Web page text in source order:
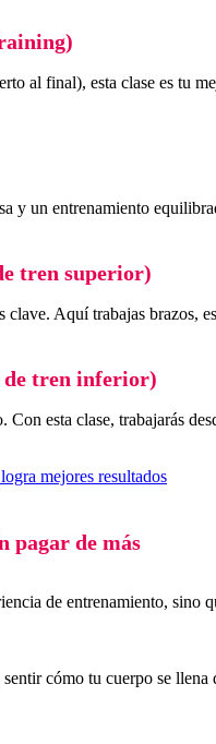
al final), esta clase es tu
y un entrenamiento
tren superior)
clave. Aquí trabajas
de tren inferior)
esta clase, trabajarás
mejores resultados
pagar de más
de entrenamiento, sino
cómo tu cuerpo se